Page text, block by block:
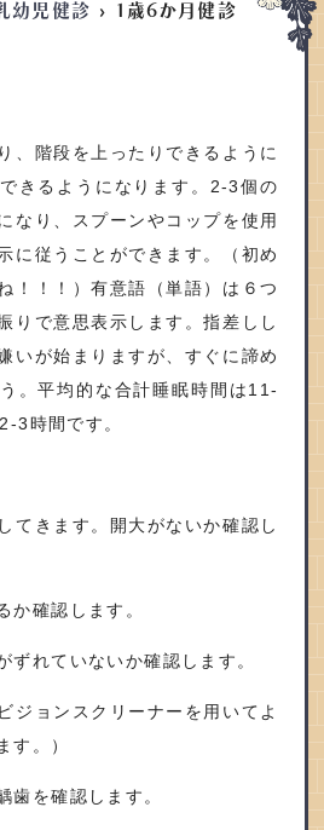
幼児健診 1歳6か月健診
、階段を上ったりできるように
きるようになります。2-3個の
なり、スプーンやコップを使用
に従うことができます。（初め
！！！）有意語（単語）は６つ
りで意思表示します。指差しし
いが始まりますが、すぐに諦め
。平均的な合計睡眠時間は11-
3時間です。
てきます。開大がないか確認し
か確認します。
ずれていないか確認します。
ジョンスクリーナーを用いてよ
す。）
歯を確認します。